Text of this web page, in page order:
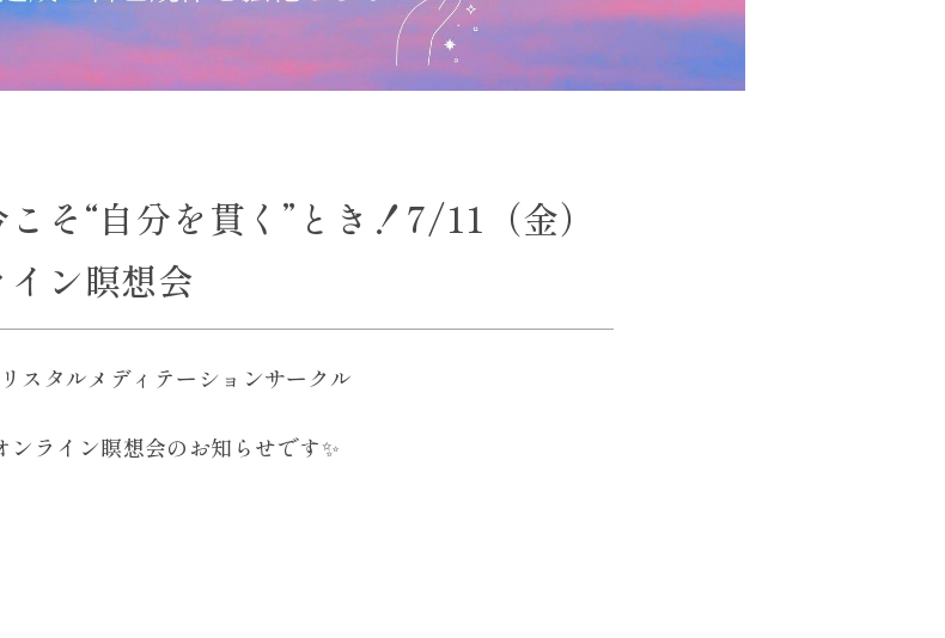
そ“自分を貫く”とき！7/11（金）
ン瞑想会
スタルメディテーションサークル
ンライン瞑想会のお知らせです✨